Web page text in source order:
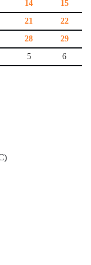
14
15
21
22
28
29
5 6